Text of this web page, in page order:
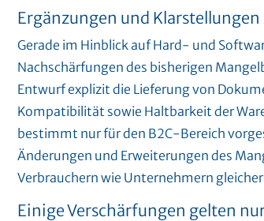
Ergänzungen und
Gerade im Hinblick auf Hard- und
Nachschärfungen des bisherigen
Entwurf explizit die Lieferung von
Kompatibilität sowie Haltbarkeit der
bestimmt nur für den B2C-Bereich
Änderungen und Erweiterungen des
Verbrauchern wie Unternehmern
Einige Verschärfungen gelten